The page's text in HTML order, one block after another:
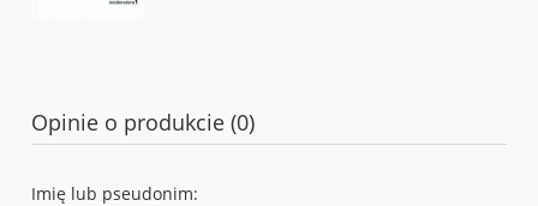
Opinie o produkcie (0)
Imię lub pseudonim: